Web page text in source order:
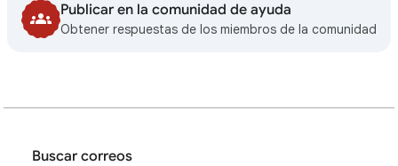
Publicar en la comunidad de ayuda
Obtener respuestas de los miembros de la comunidad
Buscar correos